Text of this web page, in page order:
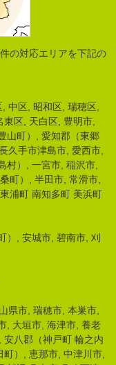
の対応エリアを下記の
, 中区, 昭和区, 瑞穂区,
区, 天白区, 豊明市,
山町）, 愛知郡（東郷
久手市津島市, 愛西市,
村）, 一宮市, 稲沢市,
町）, 半田市, 常滑市,
浦町 南知多町 美浜町
）, 安城市, 碧南市, 刈
県市, 瑞穂市, 本巣市,
, 大垣市, 海津市, 養老
八郡（神戸町 輪之内
）, 恵那市, 中津川市,